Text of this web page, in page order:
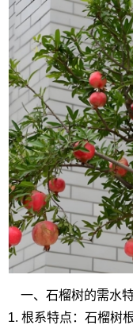
一、石榴树的需水
1. 根系特点：石榴树